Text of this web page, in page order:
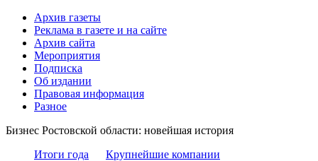
Архив газеты
Реклама в газете и на сайте
Архив сайта
Мероприятия
Подписка
Об издании
Правовая информация
Разное
Бизнес Ростовской области: новейшая история
Итоги года
Крупнейшие компании